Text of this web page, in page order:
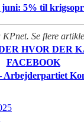
juni: 5% til
Se flere
HVOR DER
FACEBOOK
Arbejderpartiet